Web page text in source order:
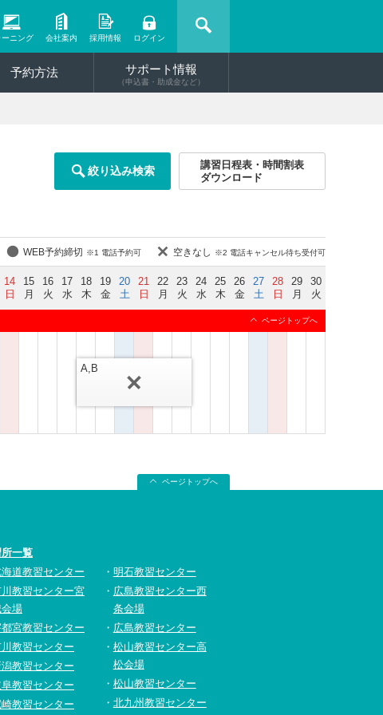
ーニング 会社案内 採用情報 ログイン
予約方法 サポート情報
（申込書・助成金など）
絞り込み検索
講習日程表・時間割表
ダウンロード
WEB予約締切 ※1 電話予約可 空きなし ※2 電話キャンセル待ち受付可
14
日
15
月
16
火
17
水
18
木
19
金
20
土
21
日
22
月
23
火
24
水
25
木
26
金
27
土
28
日
29
月
30
火
ページトップへ
A,B
ページトップへ
一覧
道教習センター
教習センター宮
場
宮教習センター
教習センター
潟教習センター
教習センター
崎教習センター
明石教習センター
広島教習センター西
条会場
広島教習センター
松山教習センター高
松会場
松山教習センター
北九州教習センター